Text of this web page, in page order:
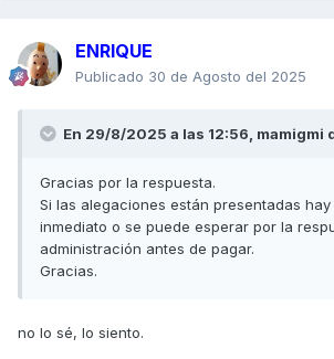
ENRIQUE
Publicado 30 de Agosto del 2025
En 29/8/2025 a las 12:56, mamigmi
Gracias por la respuesta.
Si las alegaciones están presentadas
inmediato o se puede esperar por la
administración antes de pagar.
Gracias.
no lo sé, lo siento.